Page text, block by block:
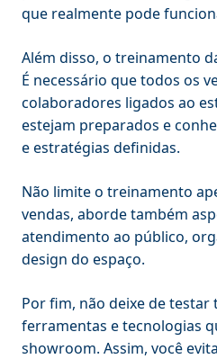
que realmente pode
Além disso, o treinamento
É necessário que todos os
colaboradores ligados ao
estejam preparados e
e estratégias definidas.
Não limite o treinamento
vendas, aborde também
atendimento ao público,
design do espaço.
Por fim, não deixe de
ferramentas e tecnologias
showroom. Assim, você